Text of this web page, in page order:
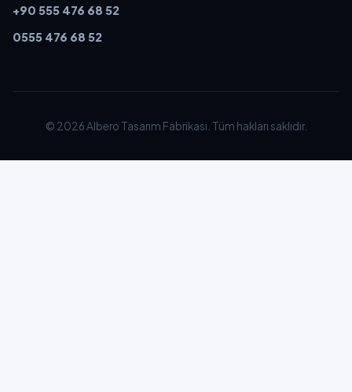
+90 555 476 68 52
0555 476 68 52
© 2026 Albero Tasarım Fabrikası. Tüm hakları saklıdır.